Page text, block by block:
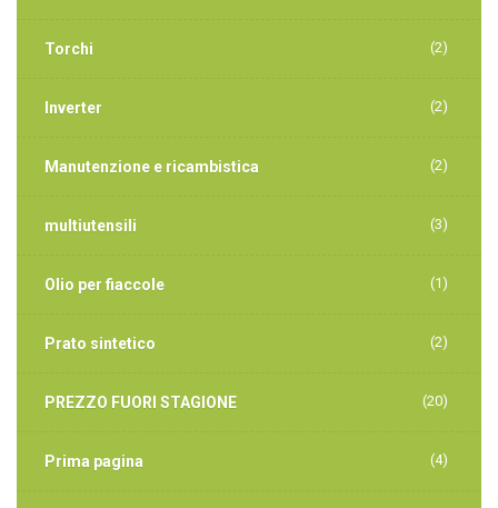
Torchi (2)
Inverter (2)
Manutenzione e ricambistica (2)
multiutensili (3)
Olio per fiaccole (1)
Prato sintetico (2)
PREZZO FUORI STAGIONE (20)
Prima pagina (4)